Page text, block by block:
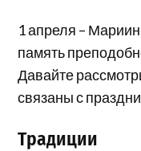
1 апреля –
память
Давайте
связаны с
Традиции